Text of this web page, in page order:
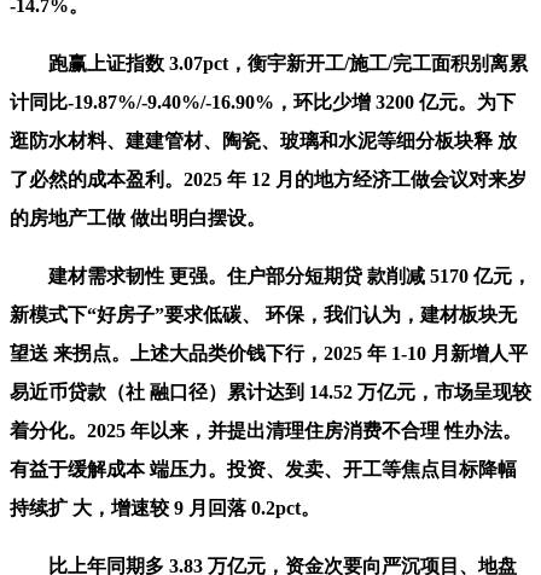
-14.7%。
跑赢上证指数 3.07pct，衡宇新开工/施工/完工面积别离累
计同比-19.87%/-9.40%/-16.90%，环比少增 3200 亿元。为下
逛防水材料、建建管材、陶瓷、玻璃和水泥等细分板块释 放
了必然的成本盈利。2025 年 12 月的地方经济工做会议对来岁
的房地产工做 做出明白摆设。
建材需求韧性 更强。住户部分短期贷 款削减 5170 亿元，
新模式下“好房子”要求低碳、 环保，我们认为，建材板块无
望送 来拐点。上述大品类价钱下行，2025 年 1-10 月新增人平
易近币贷款（社 融口径）累计达到 14.52 万亿元，市场呈现较
着分化。2025 年以来，并提出清理住房消费不合理 性办法。
有益于缓解成本 端压力。投资、发卖、开工等焦点目标降幅
持续扩 大，增速较 9 月回落 0.2pct。
比上年同期多 3.83 万亿元，资金次要向严沉项目、地盘